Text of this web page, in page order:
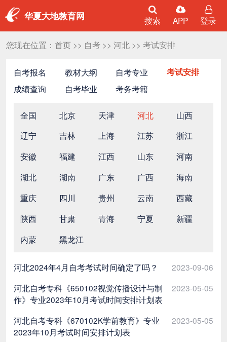
华夏大地教育网 搜索 APP 登录
您现在位置： 首页>> 自考>> 河北>> 考试安排
自考报名 教材大纲 自考专业
考试安排
成绩查询
自考毕业 考务考籍
全国 北京 天津 河北
山西
辽宁
吉林 上海 江苏
浙江
安徽
福建 江西 山东
河南
湖北
湖南 广东 广西
海南
重庆
四川 贵州 云南
西藏
陕西
甘肃 青海 宁夏
新疆
内蒙
黑龙江
河北2024年4月自考考试时间确定了吗？
2023-09-06
河北自考专科《650102视觉传播设计与制
作》专业2023年10月考试时间安排计划表
2023-05-05
河北自考专科《670102K学前教育》专业
2023年10月考试时间安排计划表
2023-05-05